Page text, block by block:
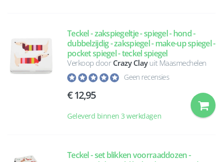
Teckel - zakspiegeltje - spiegel - hond -
dubbelzijdig - zakspiegel - make-up spiegel -
pocket spiegel - teckel spiegel
Verkoop door Crazy Clayuit Maasmechelen
Geen recensies
12,95
Geleverd binnen 3 werkdagen
Teckel - set blikken voorraaddozen -